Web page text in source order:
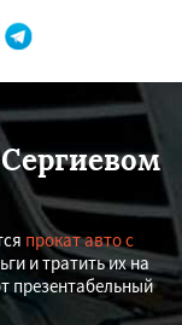
прокат авто с
и тратить их на
презентабельный